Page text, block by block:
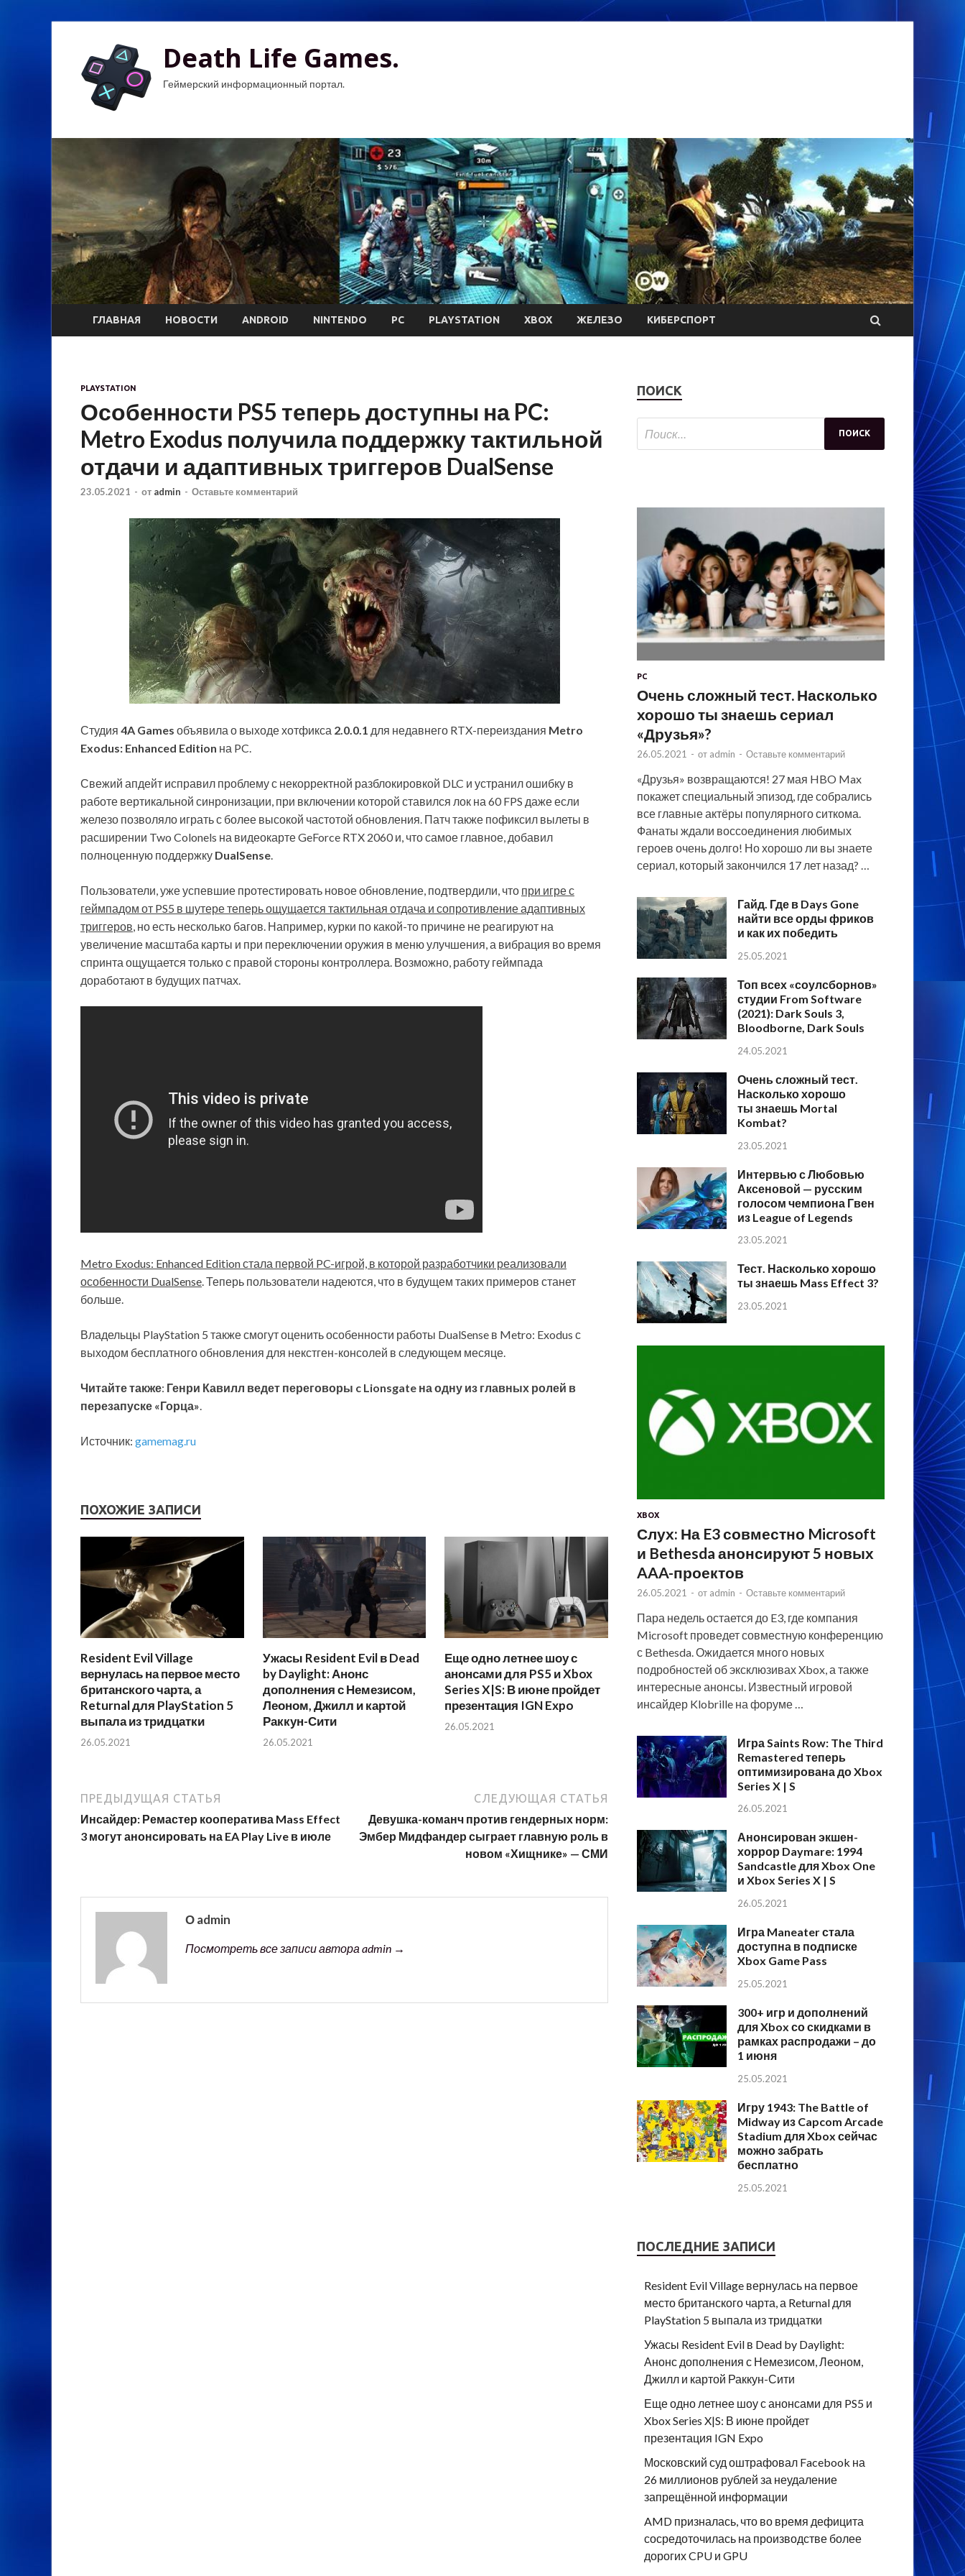
Death Life Games.
Геймерский информационный портал.
ГЛАВНАЯ НОВОСТИ ANDROID NINTENDO PC PLAYSTATION XBOX ЖЕЛЕЗО КИБЕРСПОРТ
PLAYSTATION
Особенности PS5 теперь доступны на PC:
Metro Exodus получила поддержку тактильной
отдачи и адаптивных триггеров DualSense
23.05.2021 - от admin - Оставьте комментарий
Студия 4A Games объявила о выходе хотфикса 2.0.0.1 для недавнего RTX-переиздания Metro
Exodus: Enhanced Edition на PC.
Свежий апдейт исправил проблему с некорректной разблокировкой DLC и устранил ошибку в
работе вертикальной синронизации, при включении которой ставился лок на 60 FPS даже если
железо позволяло играть с более высокой частотой обновления. Патч также пофиксил вылеты в
расширении Two Colonels на видеокарте GeForce RTX 2060 и, что самое главное, добавил
полноценную поддержку DualSense.
Пользователи, уже успевшие протестировать новое обновление, подтвердили, что при игре с
геймпадом от PS5 в шутере теперь ощущается тактильная отдача и сопротивление адаптивных
триггеров, но есть несколько багов. Например, курки по какой-то причине не реагируют на
увеличение масштаба карты и при переключении оружия в меню улучшения, а вибрация во время
спринта ощущается только с правой стороны контроллера. Возможно, работу геймпада
доработают в будущих патчах.
Metro Exodus: Enhanced Edition стала первой PC-игрой, в которой разработчики реализовали
особенности DualSense. Теперь пользователи надеются, что в будущем таких примеров станет
больше.
Владельцы PlayStation 5 также смогут оценить особенности работы DualSense в Metro: Exodus с
выходом бесплатного обновления для некстген-консолей в следующем месяце.
Читайте также: Генри Кавилл ведет переговоры c Lionsgate на одну из главных ролей в
перезапуске «Горца».
Источник: gamemag.ru
ПОХОЖИЕ ЗАПИСИ
Resident Evil Village
вернулась на первое место
британского чарта, а
Returnal для PlayStation 5
выпала из тридцатки
26.05.2021
Ужасы Resident Evil в Dead
by Daylight: Анонс
дополнения с Немезисом,
Леоном, Джилл и картой
Раккун-Сити
26.05.2021
Еще одно летнее шоу с
анонсами для PS5 и Xbox
Series X|S: В июне пройдет
презентация IGN Expo
26.05.2021
ПРЕДЫДУЩАЯ СТАТЬЯ
Инсайдер: Ремастер кооператива Mass Effect
3 могут анонсировать на EA Play Live в июле
СЛЕДУЮЩАЯ СТАТЬЯ
Девушка-команч против гендерных норм:
Эмбер Мидфандер сыграет главную роль в
новом «Хищнике» — СМИ
О admin
Посмотреть все записи автора admin →
ПОИСК
PC
Очень сложный тест. Насколько
хорошо ты знаешь сериал
«Друзья»?
26.05.2021 - от admin - Оставьте комментарий
«Друзья» возвращаются! 27 мая HBO Max
покажет специальный эпизод, где собрались
все главные актёры популярного ситкома.
Фанаты ждали воссоединения любимых
героев очень долго! Но хорошо ли вы знаете
сериал, который закончился 17 лет назад? …
Гайд. Где в Days Gone
найти все орды фриков
и как их победить
25.05.2021
Топ всех «соулсборнов»
студии From Software
(2021): Dark Souls 3,
Bloodborne, Dark Souls
24.05.2021
Очень сложный тест.
Насколько хорошо
ты знаешь Mortal
Kombat?
23.05.2021
Интервью с Любовью
Аксеновой — русским
голосом чемпиона Гвен
из League of Legends
23.05.2021
Тест. Насколько хорошо
ты знаешь Mass Effect 3?
23.05.2021
XBOX
Слух: На E3 совместно Microsoft
и Bethesda анонсируют 5 новых
AAA-проектов
26.05.2021 - от admin - Оставьте комментарий
Пара недель остается до E3, где компания
Microsoft проведет совместную конференцию
с Bethesda. Ожидается много новых
подробностей об эксклюзивах Xbox, а также
интересные анонсы. Известный игровой
инсайдер Klobrille на форуме …
Игра Saints Row: The Third
Remastered теперь
оптимизирована до Xbox
Series X | S
26.05.2021
Анонсирован экшен-
хоррор Daymare: 1994
Sandcastle для Xbox One
и Xbox Series X | S
26.05.2021
Игра Maneater стала
доступна в подписке
Xbox Game Pass
25.05.2021
300+ игр и дополнений
для Xbox со скидками в
рамках распродажи – до
1 июня
25.05.2021
Игру 1943: The Battle of
Midway из Capcom Arcade
Stadium для Xbox сейчас
можно забрать
бесплатно
25.05.2021
ПОСЛЕДНИЕ ЗАПИСИ
Resident Evil Village вернулась на первое
место британского чарта, а Returnal для
PlayStation 5 выпала из тридцатки
Ужасы Resident Evil в Dead by Daylight:
Анонс дополнения с Немезисом, Леоном,
Джилл и картой Раккун-Сити
Еще одно летнее шоу с анонсами для PS5 и
Xbox Series X|S: В июне пройдет
презентация IGN Expo
Московский суд оштрафовал Facebook на
26 миллионов рублей за неудаление
запрещённой информации
AMD призналась, что во время дефицита
сосредоточилась на производстве более
дорогих CPU и GPU